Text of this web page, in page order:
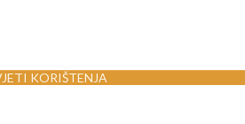
KORIŠTENJA